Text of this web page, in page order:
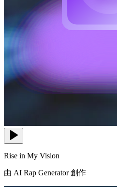
Rise in My Vision
由 AI Rap Generator 創作